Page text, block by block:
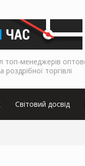
топ-менеджерів
роздрібної торгівлі
Світовий досвід